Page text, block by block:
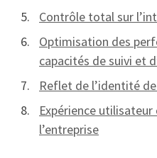
Contrôle total sur
Optimisation des
capacités de suivi et
Reflet de l’identité
Expérience
l’entreprise